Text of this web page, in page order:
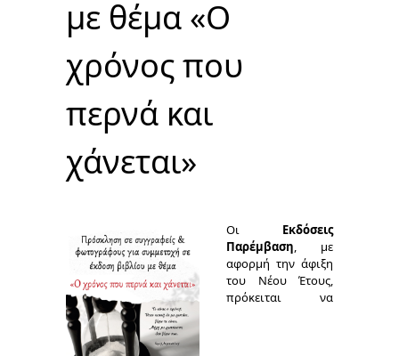
με θέμα «Ο
χρόνος που
περνά και
χάνεται»
Οι Εκδόσεις
Παρέμβαση, με
αφορμή την άφιξη
του Νέου Έτους,
πρόκειται να